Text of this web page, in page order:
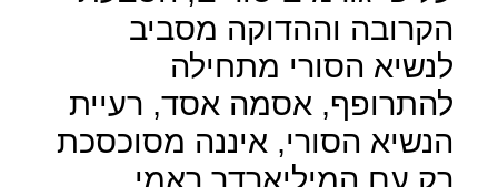
הקרובה וההדוקה מסביב
לנשיא הסורי מתחילה
להתרופף, אסמה אסד, רעיית
הנשיא הסורי, איננה מסוכסכת
רק עם המיליארדר ראמי